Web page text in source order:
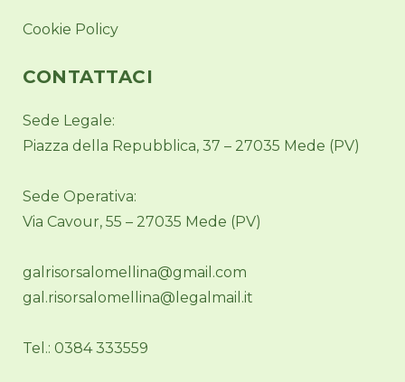
Cookie Policy
CONTATTACI
Sede Legale:
Piazza della Repubblica, 37 – 27035 Mede (PV)
Sede Operativa:
Via Cavour, 55 – 27035 Mede (PV)
galrisorsalomellina@gmail.com
gal.risorsalomellina@legalmail.it
Tel.: 0384 333559